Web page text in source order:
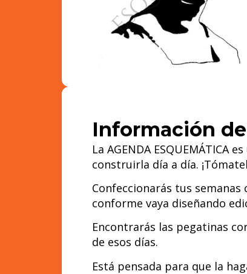
Información
La AGENDA
construirla día a día.
Confeccionarás tus
conforme vaya diseñando
Encontrarás las pegatinas
de esos días.
Está pensada para que la